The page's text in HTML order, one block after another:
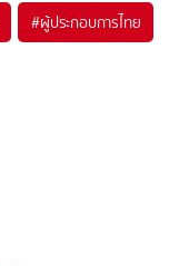
#ผู้ประกอบการไทย